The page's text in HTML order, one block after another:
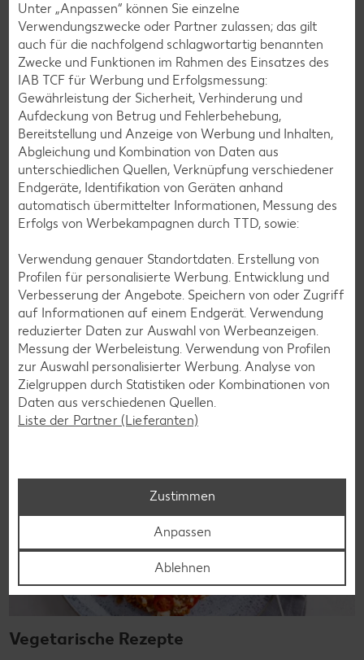
Laktosefreie Rezepte
Laktoseintoleranz muss dich kulinarisch nicht ausbremsen,
denn es geht auch ohne. Unsere laktosefreien Rezepte
bringen Vielfalt auf den Tisch – für große und kleine
Genießer, für die Lunchbox oder das Abendessen.
Rezepte entdecken
Vegetarische Rezepte
Unter „Anpassen“ können Sie einzelne
Verwendungszwecke oder Partner zulassen; das gilt
auch für die nachfolgend schlagwortartig benannten
Zwecke und Funktionen im Rahmen des Einsatzes des
IAB TCF für Werbung und Erfolgsmessung:
Gewährleistung der Sicherheit, Verhinderung und
Aufdeckung von Betrug und Fehlerbehebung,
Bereitstellung und Anzeige von Werbung und Inhalten,
Abgleichung und Kombination von Daten aus
unterschiedlichen Quellen, Verknüpfung verschiedener
Endgeräte, Identifikation von Geräten anhand
automatisch übermittelter Informationen, Messung des
Erfolgs von Werbekampagnen durch TTD, sowie:
Verwendung genauer Standortdaten. Erstellung von
Profilen für personalisierte Werbung. Entwicklung und
Verbesserung der Angebote. Speichern von oder Zugriff
auf Informationen auf einem Endgerät. Verwendung
reduzierter Daten zur Auswahl von Werbeanzeigen.
Messung der Werbeleistung. Verwendung von Profilen
zur Auswahl personalisierter Werbung. Analyse von
Zielgruppen durch Statistiken oder Kombinationen von
Daten aus verschiedenen Quellen.
Liste der Partner (Lieferanten)
Zustimmen
Anpassen
Ablehnen